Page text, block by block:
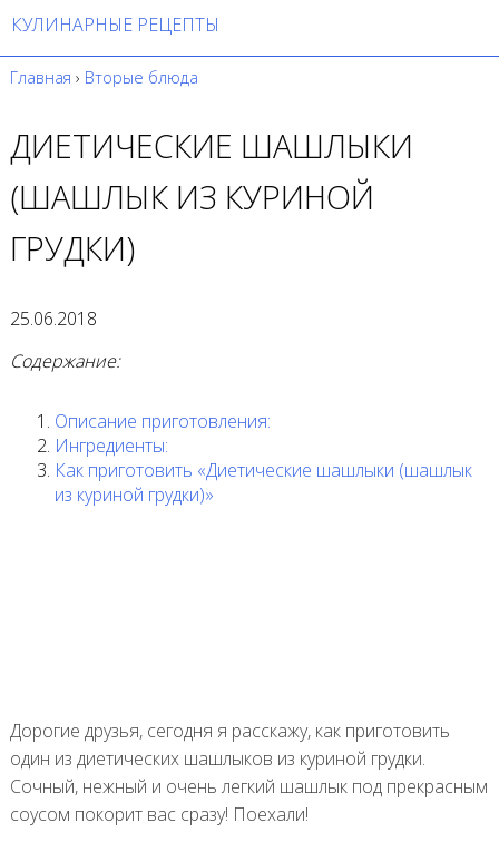
КУЛИНАРНЫЕ РЕЦЕПТЫ
Главная › Вторые блюда
ДИЕТИЧЕСКИЕ ШАШЛЫКИ
(ШАШЛЫК ИЗ КУРИНОЙ
ГРУДКИ)
25.06.2018
Содержание:
Описание приготовления:
Ингредиенты:
Как приготовить «Диетические шашлыки (шашлык
из куриной грудки)»
Дорогие друзья, сегодня я расскажу, как приготовить
один из диетических шашлыков из куриной грудки.
Сочный, нежный и очень легкий шашлык под прекрасным
соусом покорит вас сразу! Поехали!